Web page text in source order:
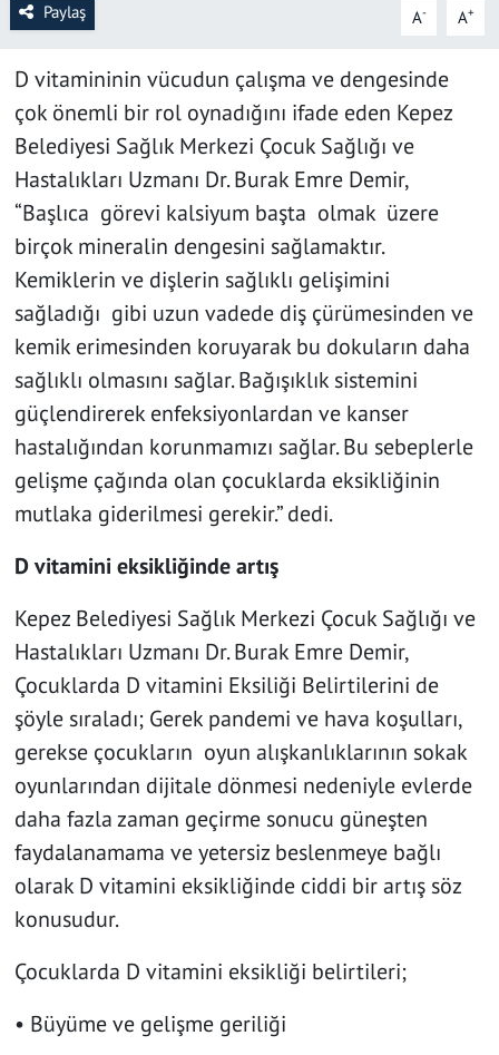
Paylaş A- A+
D vitamininin vücudun çalışma ve dengesinde
çok önemli bir rol oynadığını ifade eden Kepez
Belediyesi Sağlık Merkezi Çocuk Sağlığı ve
Hastalıkları Uzmanı Dr. Burak Emre Demir,
“Başlıca görevi kalsiyum başta olmak üzere
birçok mineralin dengesini sağlamaktır.
Kemiklerin ve dişlerin sağlıklı gelişimini
sağladığı gibi uzun vadede diş çürümesinden ve
kemik erimesinden koruyarak bu dokuların daha
sağlıklı olmasını sağlar. Bağışıklık sistemini
güçlendirerek enfeksiyonlardan ve kanser
hastalığından korunmamızı sağlar. Bu sebeplerle
gelişme çağında olan çocuklarda eksikliğinin
mutlaka giderilmesi gerekir.” dedi.
D vitamini eksikliğinde artış
Kepez Belediyesi Sağlık Merkezi Çocuk Sağlığı ve
Hastalıkları Uzmanı Dr. Burak Emre Demir,
Çocuklarda D vitamini Eksiliği Belirtilerini de
şöyle sıraladı; Gerek pandemi ve hava koşulları,
gerekse çocukların oyun alışkanlıklarının sokak
oyunlarından dijitale dönmesi nedeniyle evlerde
daha fazla zaman geçirme sonucu güneşten
faydalanamama ve yetersiz beslenmeye bağlı
olarak D vitamini eksikliğinde ciddi bir artış söz
konusudur.
Çocuklarda D vitamini eksikliği belirtileri;
• Büyüme ve gelişme geriliği